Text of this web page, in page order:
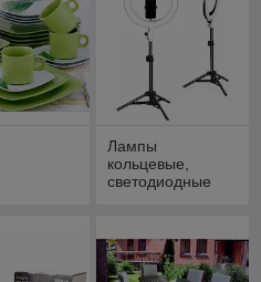
Лампы
кольцевые,
светодиодные